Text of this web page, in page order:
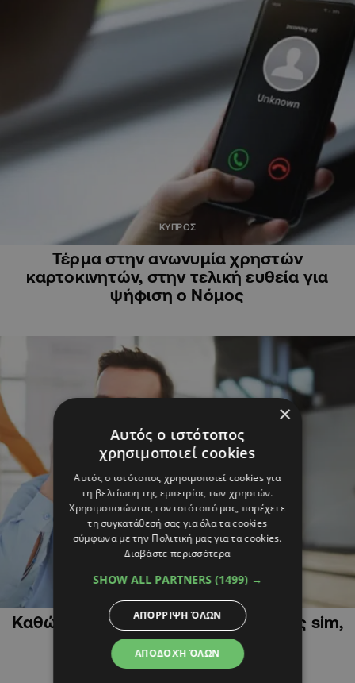
ΚΥΠΡΟΣ
Τέρμα στην ανωνυμία χρηστών
καρτοκινητών, στην τελική ευθεία για
ψήφιση ο Νόμος
Καθώς εξελίσσεται η τεχνολογία της sim,
η κάρτα εξαφανίζεται!
×
Αυτός ο ιστότοπος
χρησιμοποιεί cookies
Αυτός ο ιστότοπος χρησιμοποιεί cookies για
τη βελτίωση της εμπειρίας των χρηστών.
Χρησιμοποιώντας τον ιστότοπό μας, παρέχετε
τη συγκατάθεσή σας για όλα τα cookies
σύμφωνα με την Πολιτική μας για τα cookies.
Διαβάστε περισσότερα
SHOW ALL PARTNERS (1499) →
ΑΠΟΔΟΧΉ ΌΛΩΝ
ΑΠΌΡΡΙΨΗ ΌΛΩΝ